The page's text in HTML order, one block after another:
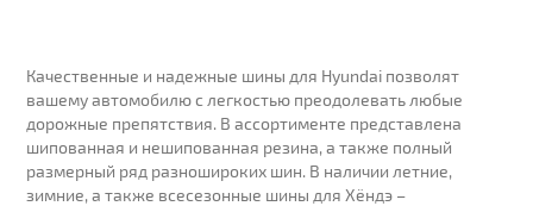
ПОДБОР ШИН
по размеру по размеру
МАРКА:
Качественные и надежные шины для Hyundai позволят
вашему автомобилю с легкостью преодолевать любые
дорожные препятствия. В ассортименте представлена
шипованная и нешипованная резина, а также полный
размерный ряд разношироких шин. В наличии летние,
зимние, а также всесезонные шины для Хёндэ –